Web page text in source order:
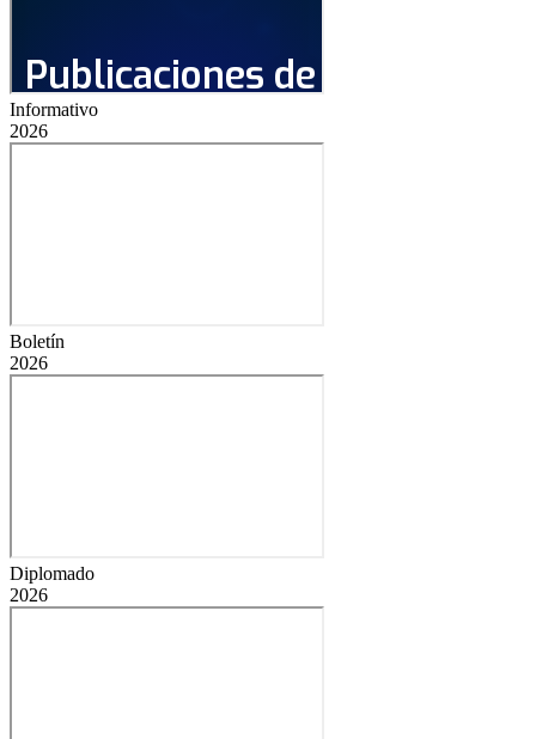
Informativo
2026
Boletín
2026
Diplomado
2026